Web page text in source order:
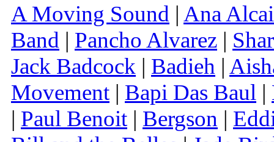
A Moving Sound | Ana
Band | Pancho Alvarez |
Jack Badcock | Badieh |
Movement | Bapi Das Baul |
| Paul Benoit | Bergson |